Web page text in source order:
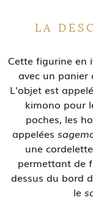
LA
Cette figurine en
avec un panier
L'objet est appelé
kimono pour
poches, les
appelées
une
permettant de
dessus du bord
le